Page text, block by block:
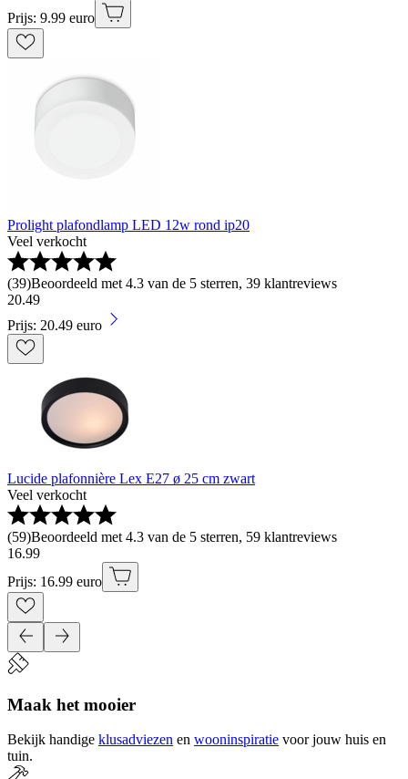
Prijs: 9.99 euro
Prolight plafondlamp LED 12w rond ip20
Veel verkocht
(39)Beoordeeld met 4.3 van de 5 sterren, 39 klantreviews
20.49
Prijs: 20.49 euro
Lucide plafonnière Lex E27 ø 25 cm zwart
Veel verkocht
(59)Beoordeeld met 4.3 van de 5 sterren, 59 klantreviews
16.99
Prijs: 16.99 euro
Maak het mooier
Bekijk handige klusadviezen en wooninspiratie voor jouw huis en
tuin.